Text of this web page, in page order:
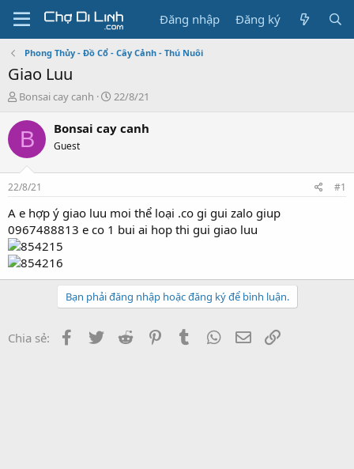
Đăng nhập Đăng ký
Phong Thủy - Đồ Cổ - Cây Cảnh - Thú Nuôi
Giao Luu
T
r
a
s
t
a
r
t
e
r
Bonsai cay canh
N
à
y
22/8/21
B Bonsai cay canh
Guest
22/8/21 #1
A e hợp ý giao luu moi thể loại .co gi gui zalo giup
0967488813 e co 1 bui ai hop thi gui giao luu
Bạn phải đăng nhập hoặc đăng ký để bình luận.
Chia sẻ: Facebook
Twitter Reddit PinterestTumblr WhatsApp
Email